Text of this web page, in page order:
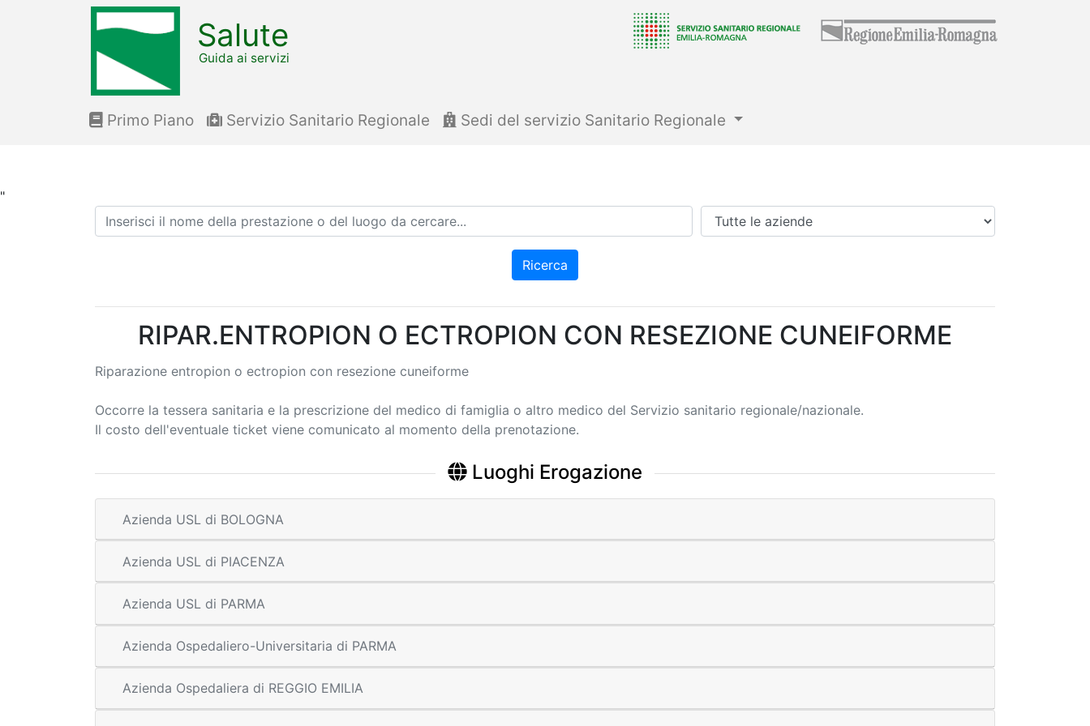
"
Salute
Guida ai servizi
Primo Piano Servizio Sanitario Regionale Sedi del servizio Sanitario Regionale
Ricerca Azienda
Ricerca
RIPAR.ENTROPION O ECTROPION CON RESEZIONE CUNEIFORME
Riparazione entropion o ectropion con resezione cuneiforme
Occorre la tessera sanitaria e la prescrizione del medico di famiglia o altro medico del Servizio sanitario regionale/nazionale.
Il costo dell'eventuale ticket viene comunicato al momento della prenotazione.
Luoghi Erogazione
Azienda USL di BOLOGNA
Azienda USL di PIACENZA
Azienda USL di PARMA
Azienda Ospedaliero-Universitaria di PARMA
Azienda Ospedaliera di REGGIO EMILIA